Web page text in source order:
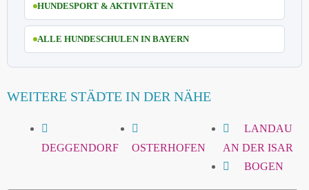
HUNDESPORT & AKTIVITÄTEN
ALLE HUNDESCHULEN IN BAYERN
WEITERE STÄDTE IN DER NÄHE
DEGGENDORF OSTERHOFEN
LANDAU
AN DER ISAR
BOGEN